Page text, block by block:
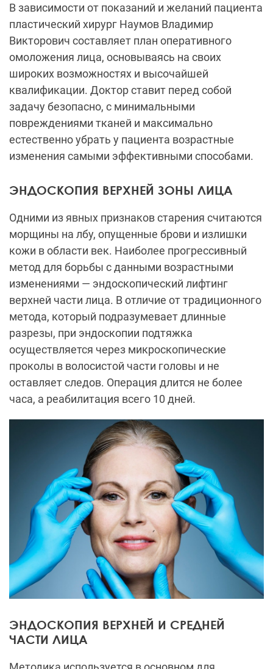
В зависимости от показаний и желаний пациента
пластический хирург Наумов Владимир
Викторович составляет план оперативного
омоложения лица, основываясь на своих
широких возможностях и высочайшей
квалификации. Доктор ставит перед собой
задачу безопасно, с минимальными
повреждениями тканей и максимально
естественно убрать у пациента возрастные
изменения самыми эффективными способами.
ЭНДОСКОПИЯ ВЕРХНЕЙ ЗОНЫ ЛИЦА
Одними из явных признаков старения считаются
морщины на лбу, опущенные брови и излишки
кожи в области век. Наиболее прогрессивный
метод для борьбы с данными возрастными
изменениями — эндоскопический лифтинг
верхней части лица. В отличие от традиционного
метода, который подразумевает длинные
разрезы, при эндоскопии подтяжка
осуществляется через микроскопические
проколы в волосистой части головы и не
оставляет следов. Операция длится не более
часа, а реабилитация всего 10 дней.
ЭНДОСКОПИЯ ВЕРХНЕЙ И СРЕДНЕЙ
ЧАСТИ ЛИЦА